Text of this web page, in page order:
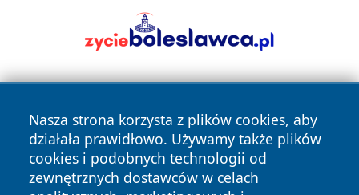
Nasza strona korzysta z plików cookies, aby
działała prawidłowo. Używamy także plików
cookies i podobnych technologii od
zewnętrznych dostawców w celach
Copyright © 2026 olkuszonline.pl Wszystkie prawa